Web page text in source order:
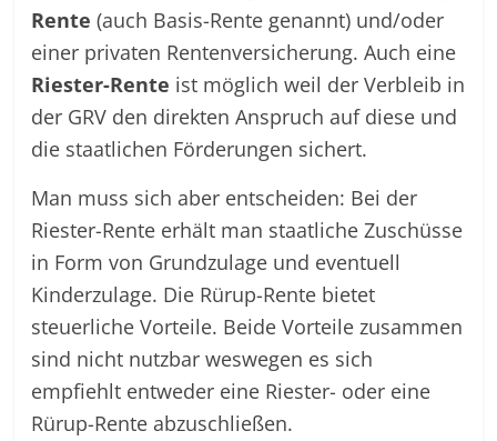
Rente (auch Basis-Rente genannt) und/oder
einer privaten Rentenversicherung. Auch eine
Riester-Rente ist möglich weil der Verbleib in
der GRV den direkten Anspruch auf diese und
die staatlichen Förderungen sichert.
Man muss sich aber entscheiden: Bei der
Riester-Rente erhält man staatliche Zuschüsse
in Form von Grundzulage und eventuell
Kinderzulage. Die Rürup-Rente bietet
steuerliche Vorteile. Beide Vorteile zusammen
sind nicht nutzbar weswegen es sich
empfiehlt entweder eine Riester- oder eine
Rürup-Rente abzuschließen.